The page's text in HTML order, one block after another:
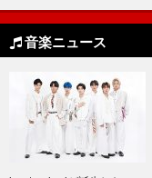
音楽ニュース